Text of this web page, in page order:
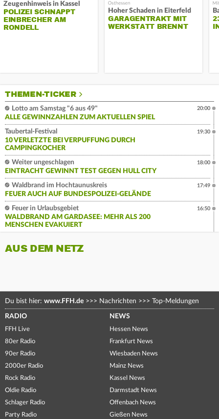
Zeugenhinweis in Kassel
POLIZEI SCHNAPPT
EINBRECHER AM
RONDELL
Hoher Schaden in Eiterfeld
GARAGENTRAKT MIT
WERKSTATT BRENNT
THEMEN-TICKER
Lotto am Samstag "6 aus 49"
ALLE GEWINNZAHLEN ZUM AKTUELLEN SPIEL
20:00
Taubertal-Festival
10 VERLETZTE BEI VERPUFFUNG DURCH
CAMPINGKOCHER
19:30
Weiter ungeschlagen
EINTRACHT GEWINNT TEST GEGEN HULL CITY
18:00
Waldbrand im Hochtaunuskreis
FEUER AUCH AUF BUNDESPOLIZEI-GELÄNDE
17:49
Feuer in Urlaubsgebiet
WALDBRAND AM GARDASEE: MEHR ALS 200
MENSCHEN EVAKUIERT
16:50
AUS DEM NETZ
Du bist hier: www.FFH.de >>> Nachrichten >>> Top-Meldungen
RADIO
FFH Live
80er Radio
90er Radio
2000er Radio
Rock Radio
Oldie Radio
Schlager Radio
Party Radio
NEWS
Hessen News
Frankfurt News
Wiesbaden News
Mainz News
Kassel News
Darmstadt News
Offenbach News
Gießen News